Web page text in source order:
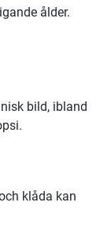
ålder.
bild, ibland
klåda kan